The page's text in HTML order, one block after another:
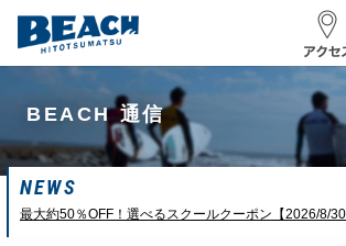
スクール予約・お問合せ
レンタル予約
サーフ ナ
0475-32-
BEACH 通信
NEWS
最大約50％OFF！選べるスクールクーポン【2026/8/